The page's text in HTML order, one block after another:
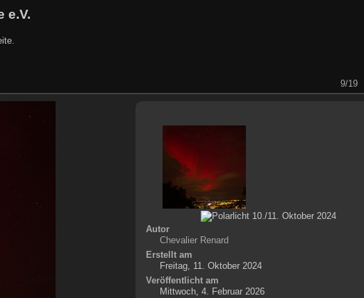
e.V.
.
9/19
Autor
Chevalier Renard
Erstellt am
Freitag, 11. Oktober 2024
Veröffentlicht am
Mittwoch, 4. Februar 2026